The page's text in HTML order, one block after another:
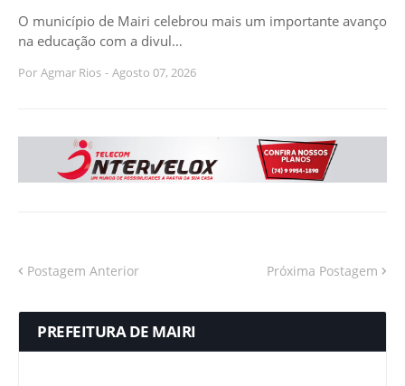
O município de Mairi celebrou mais um importante avanço
na educação com a divul…
Por Agmar Rios - Agosto 07, 2026
Postagem Anterior Próxima Postagem
PREFEITURA DE MAIRI